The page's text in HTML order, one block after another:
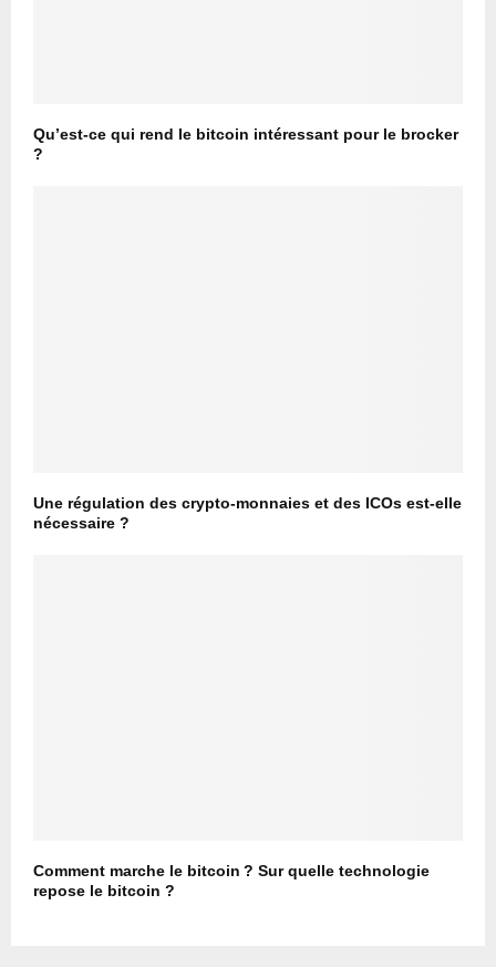
Qu’est-ce qui rend le bitcoin intéressant pour le brocker
?
Une régulation des crypto-monnaies et des ICOs est-elle
nécessaire ?
Comment marche le bitcoin ? Sur quelle technologie
repose le bitcoin ?